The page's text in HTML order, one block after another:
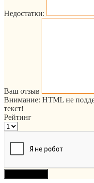
Недостатки:
Ваш отзыв
Внимание: HTML не
текст!
Рейтинг